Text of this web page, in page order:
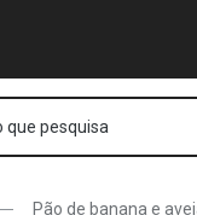
que pesquisa
Pão de banana e